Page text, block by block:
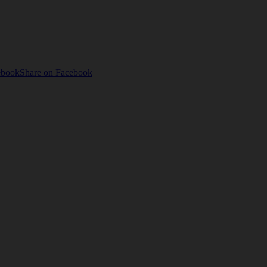
Share on Facebook